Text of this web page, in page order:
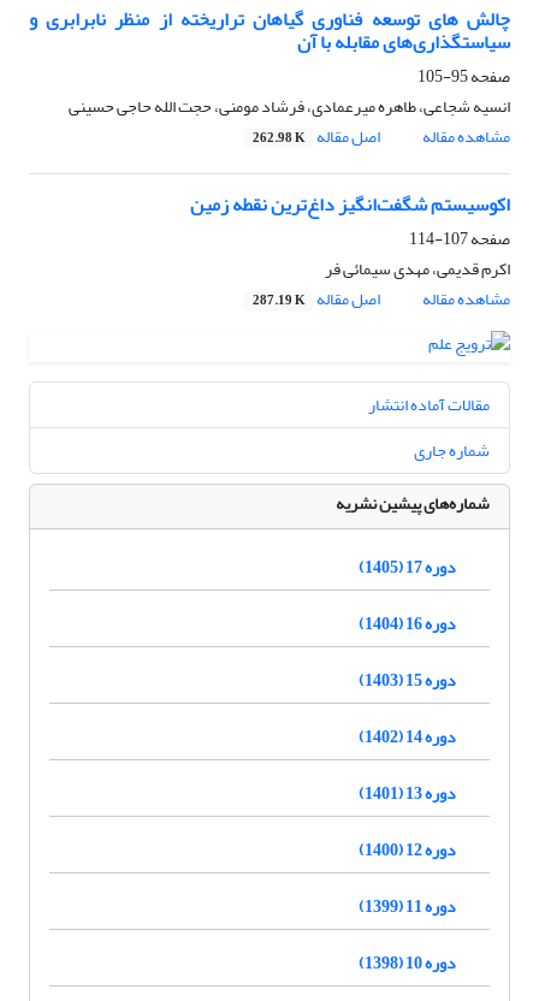
چالش‏ های توسعه فناوری گیاهان تراریخته از منظر نابرابری و
سیاستگذاری‌های مقابله با آن
صفحه95-105
انسیه شجاعی، طاهره میرعمادی، فرشاد مومنی، حجت الله حاجی حسینی
مشاهده مقاله
اصل مقاله 262.98 K
اکوسیستم شگفت‌انگیز داغ‌ترین نقطه زمین
صفحه107-114
اکرم قدیمی، مهدی سیمائی فر
مشاهده مقاله
اصل مقاله 287.19 K
مقالات آماده انتشار
شماره جاری
شماره‌های پیشین نشریه
دوره 17 (1405)
دوره 16 (1404)
دوره 15 (1403)
دوره 14 (1402)
دوره 13 (1401)
دوره 12 (1400)
دوره 11 (1399)
دوره 10 (1398)